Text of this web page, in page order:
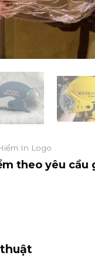
In Logo
theo yêu cầu